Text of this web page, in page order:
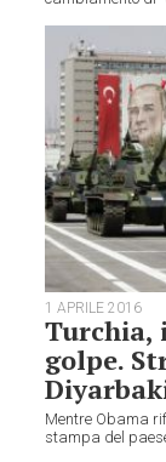
1 APRILE 2016
Turchia,
golpe.
Mentre Obama
stampa del